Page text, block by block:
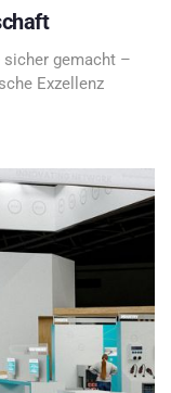
sicher gemacht –
Exzellenz